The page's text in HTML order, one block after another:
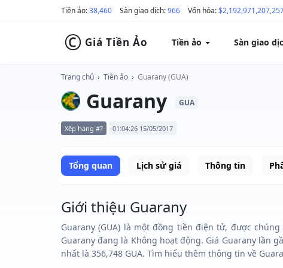
Tiền ảo:38,460 Sàn giao dịch:966 Vốn hóa:
© Giá Tiền Ảo Tiền ảo Sàn giao
Trang chủ › Tiền ảo › Guarany (GUA)
Guarany GUA
Xếp hạng #? 01:04:26 15/05/2017
Tổng quan Lịch sử giá Thông tin
Giới thiệu Guarany
Guarany (GUA) là một đồng tiền điện tử, được
Guarany đang là Không hoạt động. Giá Guarany lần
nhất là 356,748 GUA. Tìm hiểu thêm thông tin về